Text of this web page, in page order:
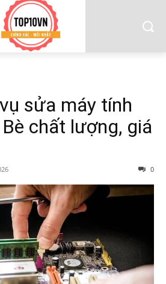
sửa máy tính
chất lượng, giá
0